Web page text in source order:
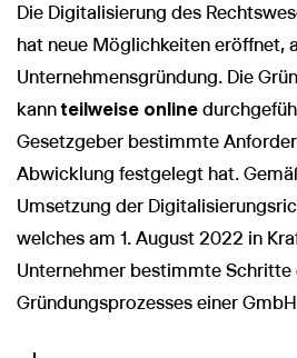
Die Digitalisierung des
hat neue Möglichkeiten eröffnet,
Unternehmensgründung. Die
kann teilweise online
Gesetzgeber bestimmte
Abwicklung festgelegt hat.
Umsetzung der
welches am 1. August 2022 in
Unternehmer bestimmte Schritte
Gründungsprozesses einer